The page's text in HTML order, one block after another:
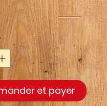
et payer